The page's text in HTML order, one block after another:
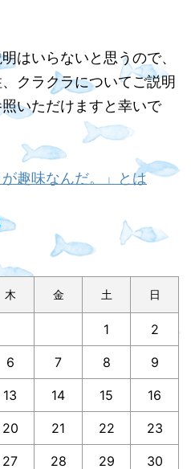
はいらないと思うので、
クラクラについてご説明
いただけますと幸いで
趣味なんだ。」とは
木 金 土 日
1 2
6 7 8 9
13 14 15 16
20 21 22 23
27 28 29 30